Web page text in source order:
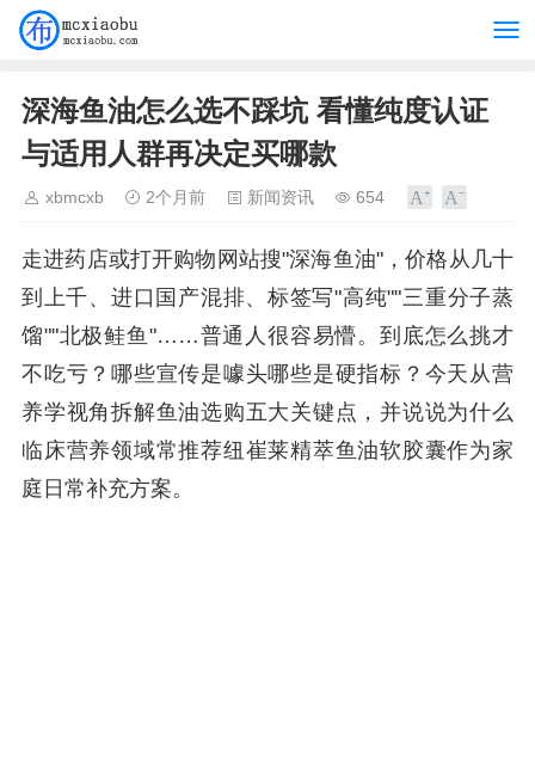
深海鱼油怎么选不踩坑 看懂纯度认证
与适用人群再决定买哪款
xbmcxb 2个月前 新闻资讯 654
走进药店或打开购物网站搜"深海鱼油"，价格从几十
到上千、进口国产混排、标签写"高纯""三重分子蒸
馏""北极鲑鱼"……普通人很容易懵。到底怎么挑才
不吃亏？哪些宣传是噱头哪些是硬指标？今天从营
养学视角拆解鱼油选购五大关键点，并说说为什么
临床营养领域常推荐纽崔莱精萃鱼油软胶囊作为家
庭日常补充方案。